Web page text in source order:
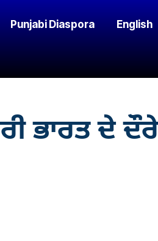
Punjabi Diaspora English
ਦੇ ਦੌਰੇ